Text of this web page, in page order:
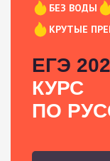
БЕЗ ВОДЫ
КРУТЫЕ
ЕГЭ
КУРС
ПО